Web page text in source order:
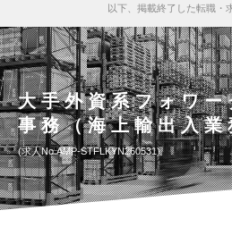
以下、掲載終了した転職・
大手外資系フォワ
事務（海上輸出入
求人No.AMP-STFLKYN260531